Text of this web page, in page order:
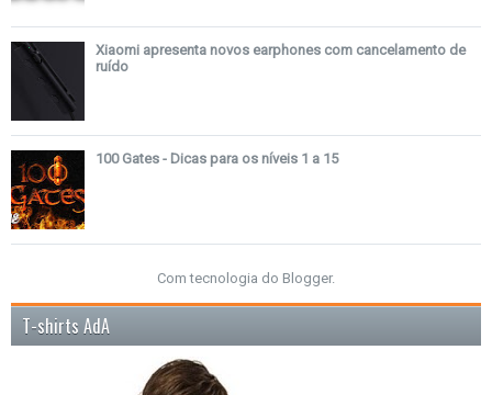
Xiaomi apresenta novos earphones com cancelamento de
ruído
100 Gates - Dicas para os níveis 1 a 15
Com tecnologia do Blogger.
T-shirts AdA